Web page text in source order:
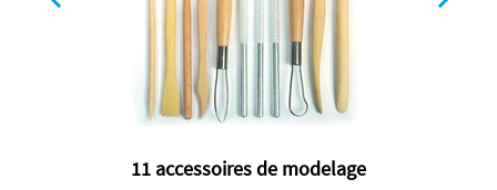
11 accessoires de modelage